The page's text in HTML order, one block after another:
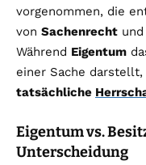
vorgenommen, die
von Sachenrecht und
Während Eigentum
einer Sache
tatsächliche
Eigentum vs.
Unterscheidung